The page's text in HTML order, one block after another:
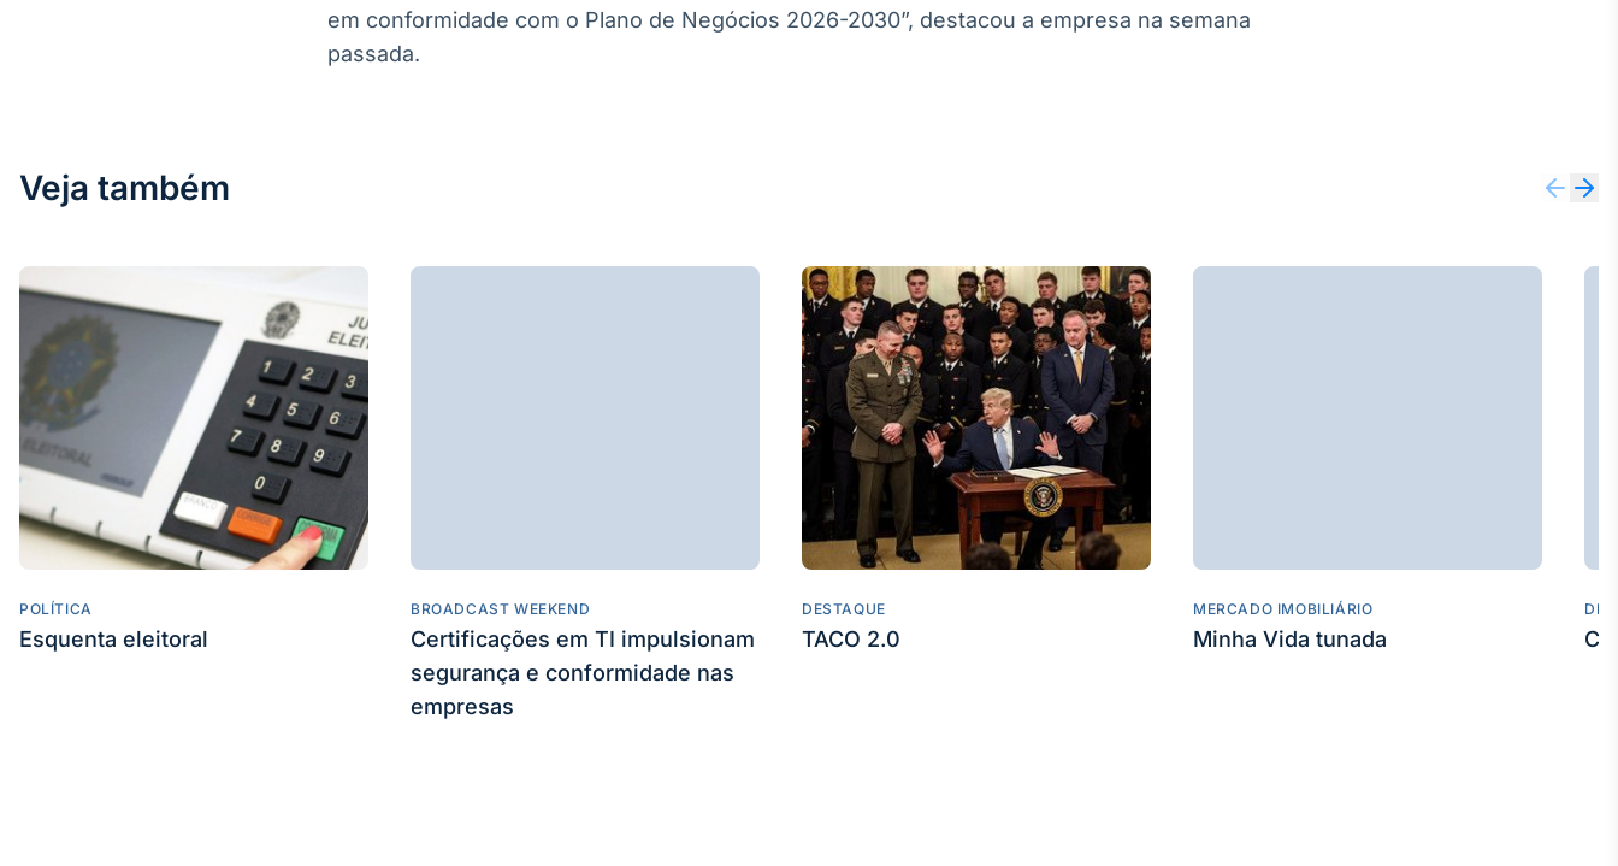
em conformidade com o Plano de Negócios 2026-2030”, destacou a empresa na semana
passada.
Veja também
POLÍTICA
Esquenta eleitoral
BROADCAST WEEKEND
Certificações em TI impulsionam
segurança e conformidade nas
empresas
DESTAQUE
TACO 2.0
MERCADO IMOBILIÁRIO
Minha Vida tunada